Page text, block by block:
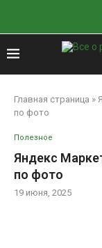
Главная страница »
по фото
Полезное
Яндекс
по фото
19 июня, 2025